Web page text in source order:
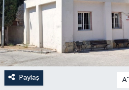
Paylaş A-